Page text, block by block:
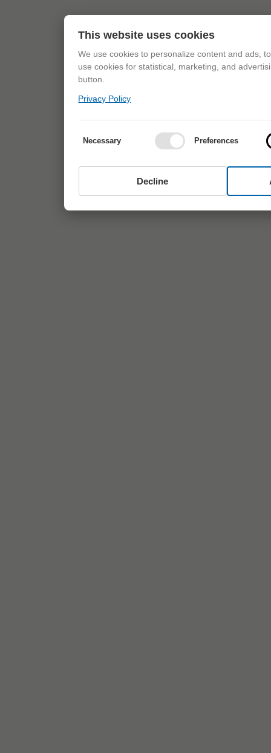
This website uses cookies
We use cookies to personalize content and ads,
use cookies for statistical, marketing, and
button.
Privacy Policy
Necessary Preferences
Decline